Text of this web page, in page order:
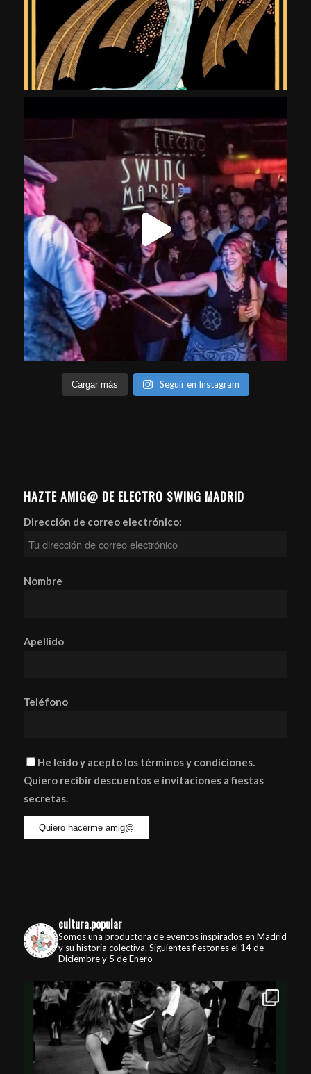
Cargar más Seguir en Instagram
HAZTE AMIG@ DE ELECTRO SWING MADRID
Dirección de correo electrónico:
Nombre
Apellido
Teléfono
He leído y acepto los términos y condiciones.
Quiero recibir descuentos e invitaciones a fiestas
secretas.
cultura.popular
Somos una productora de eventos inspirados en Madrid
y su historia colectiva. Siguientes fiestones el 14 de
Diciembre y 5 de Enero